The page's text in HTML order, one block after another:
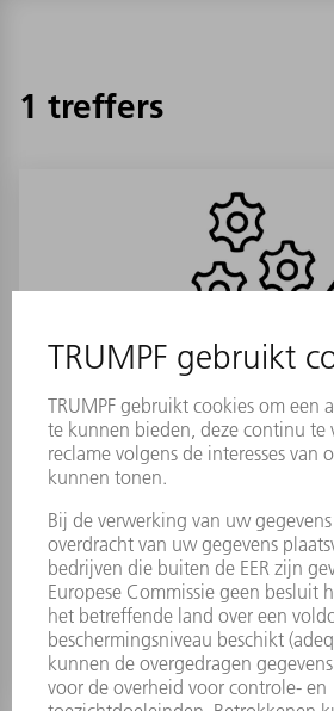
1 treffers
PFO 20-2 Post-Objektiv
Materiaalnummer:2006915